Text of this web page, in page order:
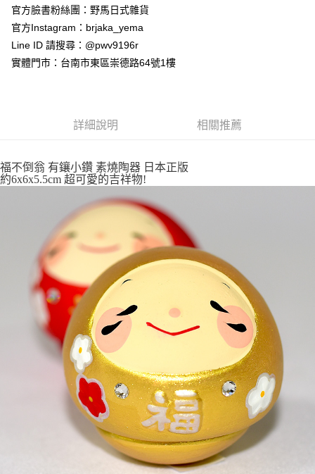
匯豐（台灣）商業銀行
聯邦商業銀行
元大商業銀行
台新國際商業銀行
中國信託商業銀行
街口支付
悠遊付
Google Pay
每筆NT$65，滿NT$999(含以上)免運費
每筆NT$65，滿NT$999(含以上)免運費
7-11取貨付款
每筆NT$65，滿NT$999(含以上)免運費
付款後7-11取貨
每筆NT$65，滿NT$999(含以上)免運費
每筆NT$100，滿NT$999(含以上)免運費
官方臉書粉絲團：野馬日式雜貨
官方Instagram：brjaka_yema
Line ID 請搜尋：@pwv9196r
實體門市：台南市東區崇德路64號1樓
詳細說明 相關推薦
福不倒翁 有鑲小鑽 素燒陶器 日本正版
約6x6x5.5cm 超可愛的吉祥物!